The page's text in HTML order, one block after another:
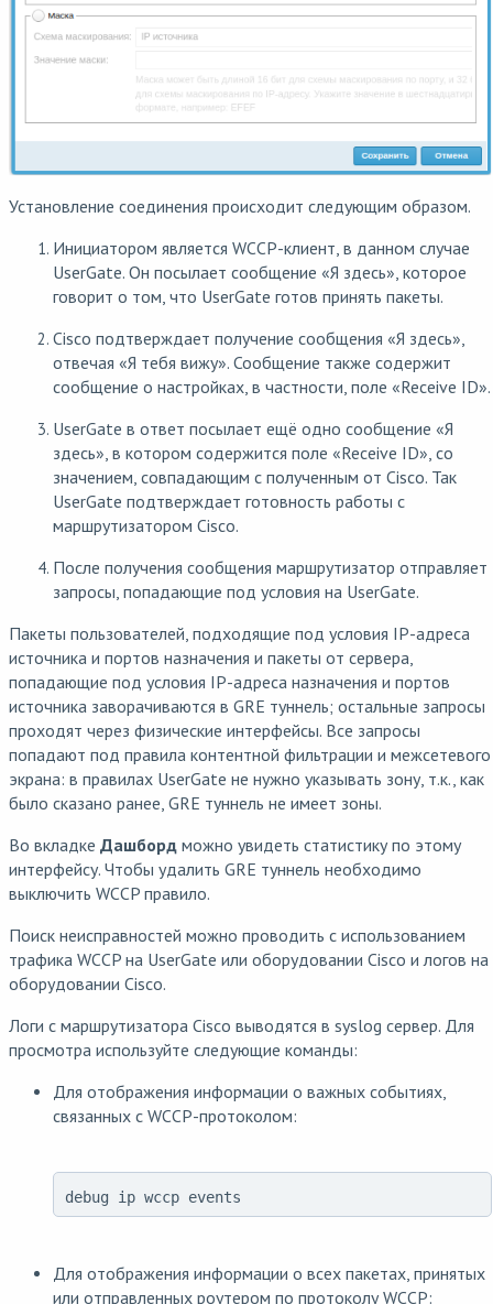
Установление соединения происходит следующим образом.
Инициатором является WCCP-клиент, в данном случае
UserGate. Он посылает сообщение «Я здесь», которое
говорит о том, что UserGate готов принять пакеты.
Cisco подтверждает получение сообщения «Я здесь»,
отвечая «Я тебя вижу». Сообщение также содержит
сообщение о настройках, в частности, поле «Receive ID».
UserGate в ответ посылает ещё одно сообщение «Я
здесь», в котором содержится поле «Receive ID», со
значением, совпадающим с полученным от Cisco. Так
UserGate подтверждает готовность работы с
маршрутизатором Cisco.
После получения сообщения маршрутизатор отправляет
запросы, попадающие под условия на UserGate.
Пакеты пользователей, подходящие под условия IP-адреса
источника и портов назначения и пакеты от сервера,
попадающие под условия IP-адреса назначения и портов
источника заворачиваются в GRE туннель; остальные запросы
проходят через физические интерфейсы. Все запросы
попадают под правила контентной фильтрации и межсетевого
экрана: в правилах UserGate не нужно указывать зону, т.к., как
было сказано ранее, GRE туннель не имеет зоны.
Во вкладке Дашборд можно увидеть статистику по этому
интерфейсу. Чтобы удалить GRE туннель необходимо
выключить WCCP правило.
Поиск неисправностей можно проводить с использованием
трафика WCCP на UserGate или оборудовании Cisco и логов на
оборудовании Cisco.
Логи с маршрутизатора Cisco выводятся в syslog сервер. Для
просмотра используйте следующие команды:
Для отображения информации о важных событиях,
связанных с WCCP-протоколом:
debug ip wccp events
Для отображения информации о всех пакетах, принятых
или отправленных роутером по протоколу WCCP: